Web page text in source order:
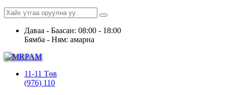
Даваа - Баасан: 08:00 - 18:00
Бямба - Ням: амарна
11-11 Төв
(976) 110